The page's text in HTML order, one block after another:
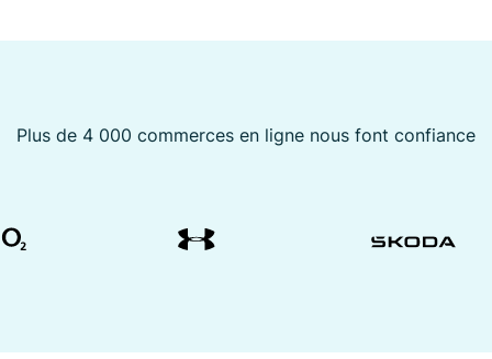
Plus de 4 000 commerces en ligne nous font confiance